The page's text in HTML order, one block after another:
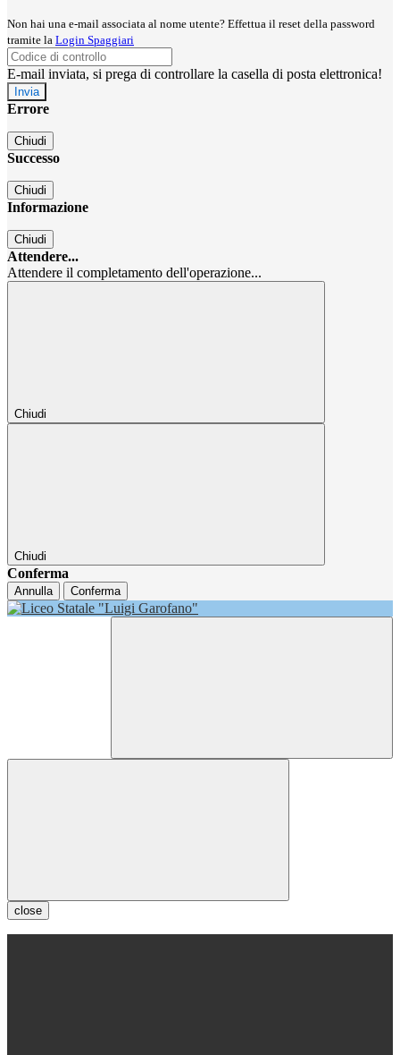
Non hai una e-mail associata al nome utente? Effettua il reset della password
tramite la Login Spaggiari
E-mail inviata, si prega di controllare la casella di posta elettronica!
Errore
Chiudi
Successo
Chiudi
Informazione
Chiudi
Attendere...
Attendere il completamento dell'operazione...
Chiudi
Chiudi
Conferma
Annulla Conferma
close